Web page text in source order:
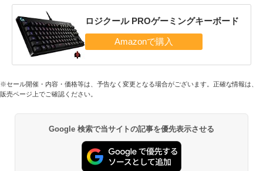
ロジクール PROゲーミングキーボード
※セール開催・内容・価格等は、予告なく変更となる場合がございます。正確な情報は、
販売ページ上でご確認ください。
Google 検索で当サイトの記事を優先表示させる